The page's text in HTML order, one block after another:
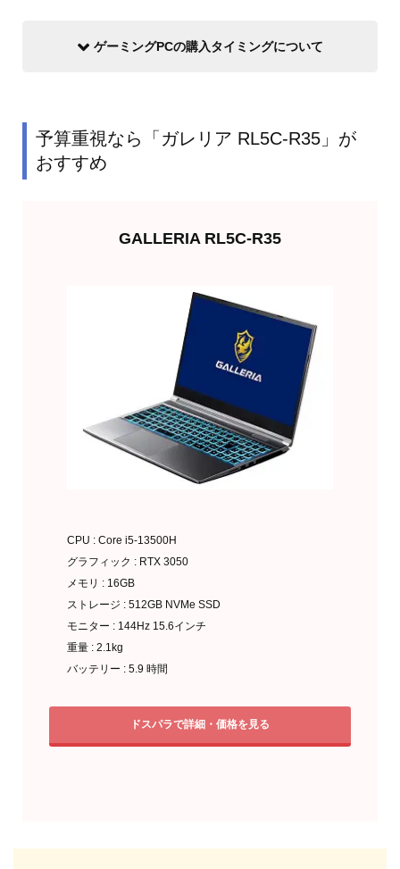
ゲーミングPCの購入タイミングについて
予算重視なら「ガレリア RL5C-R35」が
おすすめ
GALLERIA RL5C-R35
CPU : Core i5-13500H
グラフィック : RTX 3050
メモリ : 16GB
ストレージ : 512GB NVMe SSD
モニター : 144Hz 15.6インチ
重量 : 2.1kg
バッテリー : 5.9 時間
ドスパラで詳細・価格を見る